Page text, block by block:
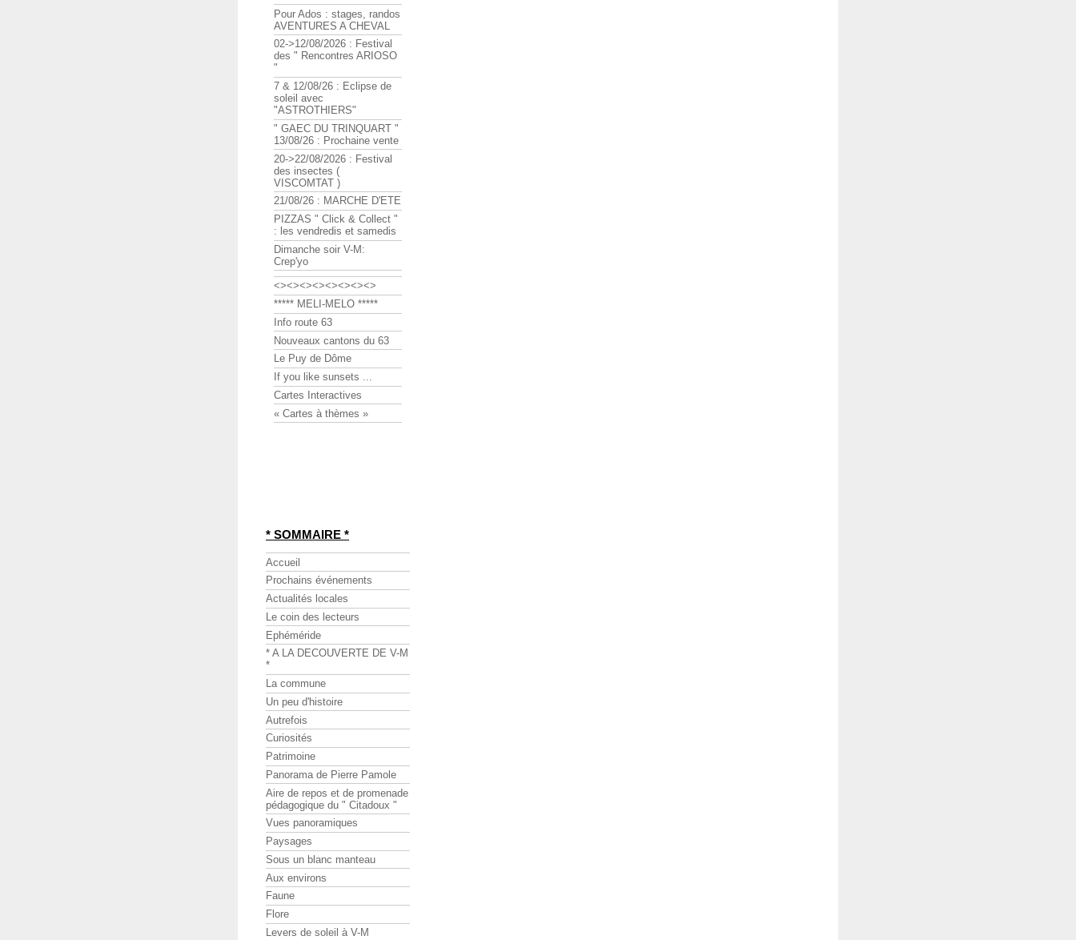
Pour Ados : stages, randos
AVENTURES A CHEVAL
02->12/08/2026 : Festival
des " Rencontres ARIOSO
"
7 & 12/08/26 : Eclipse de
soleil avec
"ASTROTHIERS"
" GAEC DU TRINQUART "
13/08/26 : Prochaine vente
20->22/08/2026 : Festival
des insectes (
VISCOMTAT )
21/08/26 : MARCHE D'ETE
PIZZAS " Click & Collect "
: les vendredis et samedis
Dimanche soir V-M:
Crep'yo
<><><><><><><><>
***** MELI-MELO *****
Info route 63
Nouveaux cantons du 63
Le Puy de Dôme
If you like sunsets ...
Cartes Interactives
« Cartes à thèmes »
* SOMMAIRE *
Accueil
Prochains événements
Actualités locales
Le coin des lecteurs
Ephéméride
* A LA DECOUVERTE DE V-M
*
La commune
Un peu d'histoire
Autrefois
Curiosités
Patrimoine
Panorama de Pierre Pamole
Aire de repos et de promenade
pédagogique du " Citadoux "
Vues panoramiques
Paysages
Sous un blanc manteau
Aux environs
Faune
Flore
Levers de soleil à V-M